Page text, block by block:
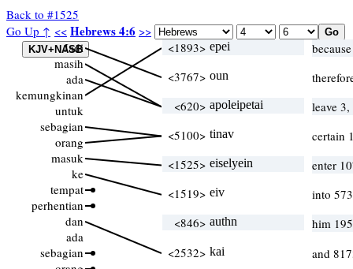
Back to #1525
Go Up ↑ << Hebrews 4:6 >>
Jadi
masih
ada
kemungkinan
untuk
sebagian
orang
masuk
ke
tempat
perhentian
dan
ada
sebagian
<1893> epei
<3767> oun
<620> apoleipetai
leave
<5100> tinav
certain
<1525> eiselyein
enter
<1519> eiv
into
<846> authn
him
<2532> kai
and